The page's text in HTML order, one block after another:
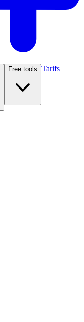
Free tools Tarifs